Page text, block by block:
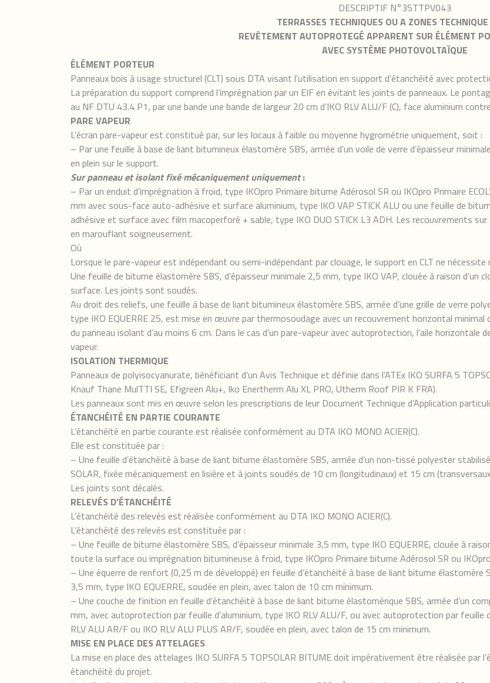
DESCRIPTIF N°35TTPV043
TERRASSES TECHNIQUES OU A ZONES
REVÊTEMENT AUTOPROTEGÉ APPARENT SUR ÉLÉMENT
AVEC SYSTÈME PHOTOVOLTAÏQUE
ÉLÉMENT PORTEUR
Panneaux bois à usage structurel (CLT) sous DTA visant l’utilisation en support d’étanchéité avec
La préparation du support comprend l’imprégnation par un EIF en évitant les joints de panneaux. Le
au NF DTU 43.4 P1, par une bande une bande de largeur 20 cm d’IKO RLV ALU/F (C), face aluminium
PARE VAPEUR
L’écran pare-vapeur est constitué par, sur les locaux à faible ou moyenne hygrométrie uniquement, soit :
– Par une feuille à base de liant bitumineux élastomère SBS, armée d’un voile de verre d’épaisseur
en plein sur le support.
Sur panneau et isolant fixé mécaniquement uniquement:
– Par un enduit d’imprégnation à froid, type IKOpro Primaire bitume Adérosol SR ou IKOpro Primaire
mm avec sous-face auto-adhésive et surface aluminium, type IKO VAP STICK ALU ou une feuille de
adhésive et surface avec film macoperforé + sable, type IKO DUO STICK L3 ADH. Les recouvrements
en marouflant soigneusement.
Où
Lorsque le pare-vapeur est indépendant ou semi-indépendant par clouage, le support en CLT ne nécessite
Une feuille de bitume élastomère SBS, d’épaisseur minimale 2,5 mm, type IKO VAP, clouée à raison
surface. Les joints sont soudés.
Au droit des reliefs, une feuille à base de liant bitumineux élastomère SBS, armée d’une grille de verre
type IKO EQUERRE 25, est mise en œuvre par thermosoudage avec un recouvrement horizontal
du panneau isolant d’au moins 6 cm. Dans le cas d’un pare-vapeur avec autoprotection, l’aile horizontale
vapeur.
ISOLATION THERMIQUE
Panneaux de polyisocyanurate, bénéficiant d’un Avis Technique et définie dans l’ATEx IKO SURFA 5
Knauf Thane MulTTI SE, Efigreen Alu+, Iko Enertherm Alu XL PRO, Utherm Roof PIR K FRA).
Les panneaux sont mis en œuvre selon les prescriptions de leur Document Technique d’Application
ÉTANCHÉITÉ EN PARTIE COURANTE
L’étanchéité en partie courante est réalisée conformément au DTA IKO MONO ACIER(C).
Elle est constituée par :
– Une feuille d’étanchéité à base de liant bitume élastomère SBS, armée d’un non-tissé polyester
SOLAR, fixée mécaniquement en lisière et à joints soudés de 10 cm (longitudinaux) et 15 cm
Les joints sont décalés.
RELEVÉS D’ÉTANCHÉITÉ
L’étanchéité des relevés est réalisée conformément au DTA IKO MONO ACIER(C).
L’étanchéité des relevés est constituée par :
– Une feuille de bitume élastomère SBS, d’épaisseur minimale 3,5 mm, type IKO EQUERRE, clouée à
toute la surface ou imprégnation bitumineuse à froid, type IKOpro Primaire bitume Adérosol SR ou IKOpro
– Une équerre de renfort (0,25 m de développé) en feuille d’étanchéité à base de liant bitume élastomère
3,5 mm, type IKO EQUERRE, soudée en plein, avec talon de 10 cm minimum.
– Une couche de finition en feuille d’étanchéité à base de liant bitume élastomérique SBS, armée d’un
mm, avec autoprotection par feuille d’aluminium, type IKO RLV ALU/F, ou avec autoprotection par feuille
RLV ALU AR/F ou IKO RLV ALU PLUS AR/F, soudée en plein, avec talon de 15 cm minimum.
MISE EN PLACE DES ATTELAGES
La mise en place des attelages IKO SURFA 5 TOPSOLAR BITUME doit impérativement être réalisée par
étanchéité du projet.